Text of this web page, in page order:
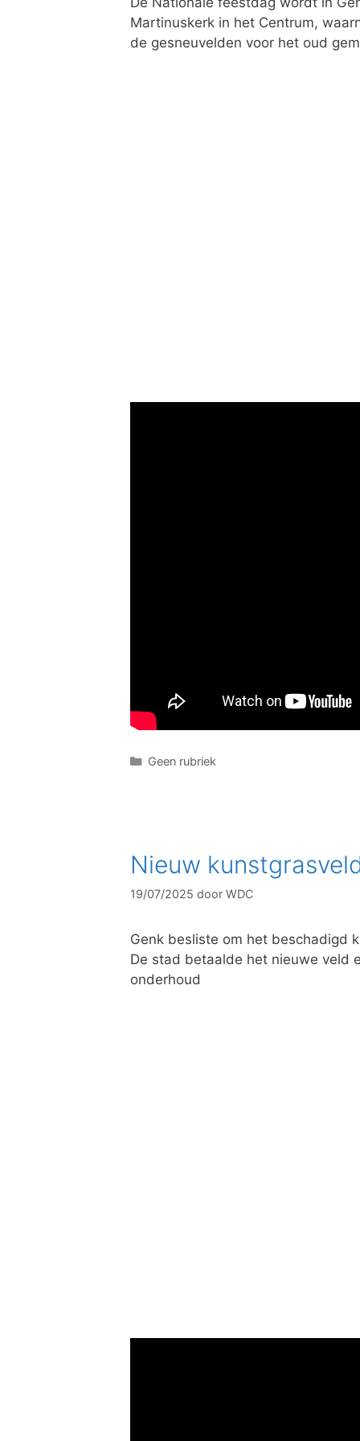
Martinuskerk in het Centrum,
de gesneuvelden voor het oud
C
r
e
Geen rubriek
Nieuw
19/07/2025 door WDC
Genk besliste om het beschadigd
De stad betaalde het nieuwe veld
onderhoud